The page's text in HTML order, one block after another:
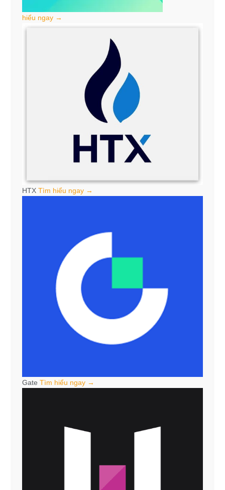
hiểu ngay →
HTX Tìm hiểu ngay →
Gate Tìm hiểu ngay →